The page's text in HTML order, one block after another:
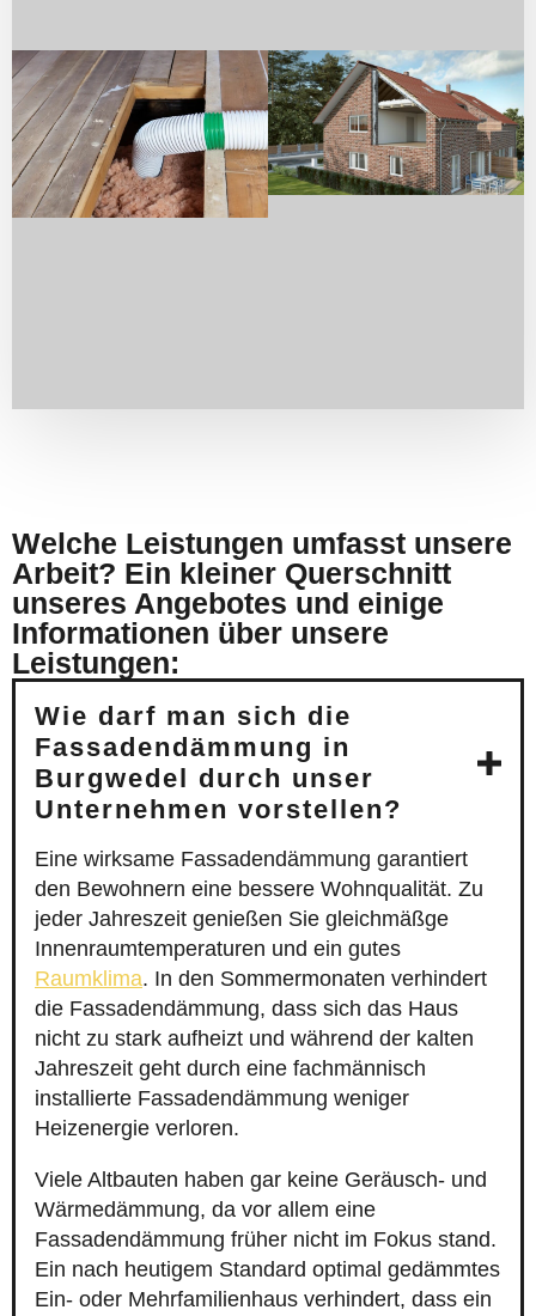
Welche Leistungen umfasst unsere
Arbeit? Ein kleiner Querschnitt
unseres Angebotes und einige
Informationen über unsere
Leistungen:
Wie darf man sich die
Fassadendämmung in
Burgwedel durch unser
Unternehmen vorstellen?
Eine wirksame Fassadendämmung garantiert
den Bewohnern eine bessere Wohnqualität. Zu
jeder Jahreszeit genießen Sie gleichmäßge
Innenraumtemperaturen und ein gutes
Raumklima. In den Sommermonaten verhindert
die Fassadendämmung, dass sich das Haus
nicht zu stark aufheizt und während der kalten
Jahreszeit geht durch eine fachmännisch
installierte Fassadendämmung weniger
Heizenergie verloren.
Viele Altbauten haben gar keine Geräusch- und
Wärmedämmung, da vor allem eine
Fassadendämmung früher nicht im Fokus stand.
Ein nach heutigem Standard optimal gedämmtes
Ein- oder Mehrfamilienhaus verhindert, dass ein